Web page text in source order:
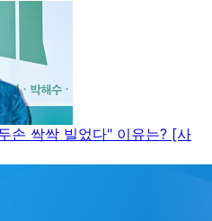
손 싹싹 빌었다" 이유는? [사